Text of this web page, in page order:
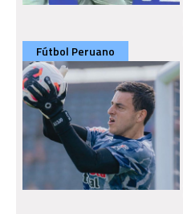
Fútbol Peruano